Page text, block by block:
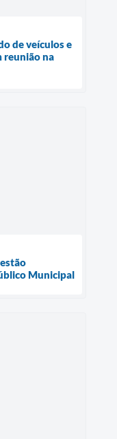
de veículos e
reunião na
Municipal